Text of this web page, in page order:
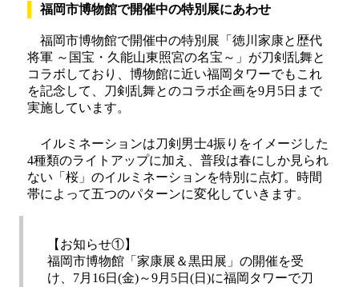
福岡市博物館で開催中の特別展にあわせ
福岡市博物館で開催中の特別展「徳川家康と歴代
将軍 ～国宝・久能山東照宮の名宝～」が刀剣乱舞と
コラボしており、博物館に近い福岡タワーでもこれ
を記念して、刀剣乱舞とのコラボ企画を9月5日まで
実施しています。
イルミネーションは刀剣男士4振りをイメージした
4種類のライトアップに加え、普段は春にしか見られ
ない「桜」のイルミネーションを特別に点灯。時間
帯によって五つのパターンに変化していきます。
【お知らせ①】
福岡市博物館「家康展＆黒田展」の開催を受
け、7月16日(金)～9月5日(日)に福岡タワーで刀